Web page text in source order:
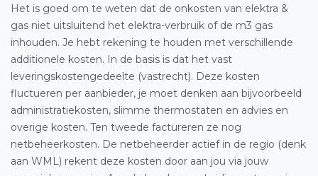
Het is goed om te weten dat de onkosten van elektra &
gas niet uitsluitend het elektra-verbruik of de m3 gas
inhouden. Je hebt rekening te houden met verschillende
additionele kosten. In de basis is dat het vast
leveringskostengedeelte (vastrecht). Deze kosten
fluctueren per aanbieder, je moet denken aan bijvoorbeeld
administratiekosten, slimme thermostaten en advies en
overige kosten. Ten tweede factureren ze nog
netbeheerkosten. De netbeheerder actief in de regio (denk
aan WML) rekent deze kosten door aan jou via jouw